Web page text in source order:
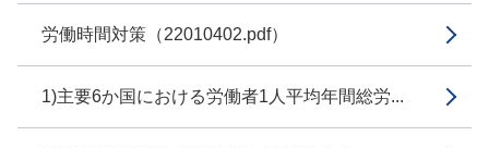
労働時間対策（22010402.pdf）
1)主要6か国における労働者1人平均年間総労...